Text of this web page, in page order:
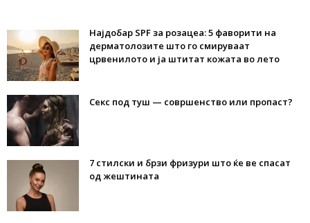
Најдобар SPF за розацеа: 5 фаворити на
дерматолозите што го смируваат
црвенилото и ја штитат кожата во лето
Секс под туш — совршенство или пропаст?
7 стилски и брзи фризури што ќе ве спасат
од жештината